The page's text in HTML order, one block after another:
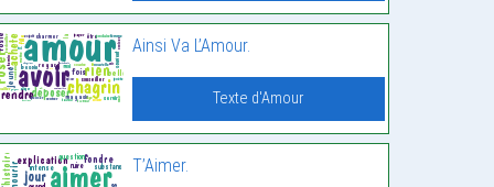
Ainsi Va L’Amour.
Texte d'Amour
T’Aimer.